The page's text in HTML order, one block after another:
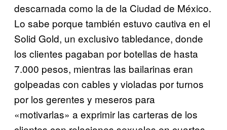
descarnada como la de la Ciudad de México.
Lo sabe porque también estuvo cautiva en el
Solid Gold, un exclusivo tabledance, donde
los clientes pagaban por botellas de hasta
7.000 pesos, mientras las bailarinas eran
golpeadas con cables y violadas por turnos
por los gerentes y meseros para
«motivarlas» a exprimir las carteras de los